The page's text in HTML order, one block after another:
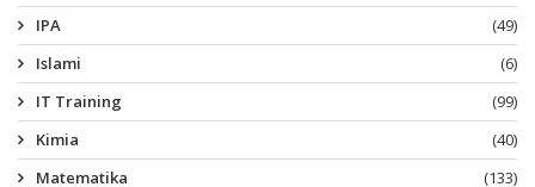
IPA
(49)
Islami
(6)
IT Training
(99)
Kimia
(40)
Matematika
(133)